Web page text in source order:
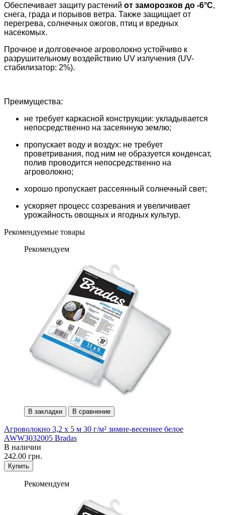
Обеспечивает защиту растений от заморозков до -6°C,
снега, града и порывов ветра. Также защищает от
перегрева, солнечных ожогов, птиц и вредных
насекомых.
Прочное и долговечное агроволокно устойчиво к
разрушительному воздействию UV излучения (UV-
стабилизатор: 2%).
Преимущества:
не требует каркасной конструкции: укладывается
непосредственно на засеянную землю;
пропускает воду и воздух: не требует
проветривания, под ним не образуется конденсат,
полив проводится непосредственно на
агроволокно;
хорошо пропускает рассеянный солнечный свет;
ускоряет процесс созревания и увеличивает
урожайность овощных и ягодных культур.
Рекомендуемые товары
Рекомендуем
В закладки В сравнение
Агроволокно 3,2 х 5 м 30 г/м² зимне-весеннее белое
AWW3032005 Bradas
В наличии
242.00 грн.
Купить
Рекомендуем